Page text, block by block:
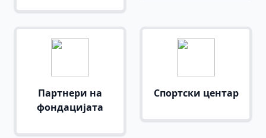
Партнери на
фондацијата
Спортски центар